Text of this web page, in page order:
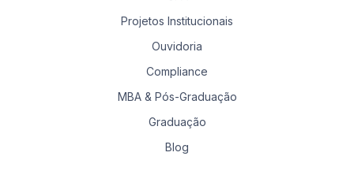
Projetos Institucionais
Ouvidoria
Compliance
MBA & Pós-Graduação
Graduação
Blog